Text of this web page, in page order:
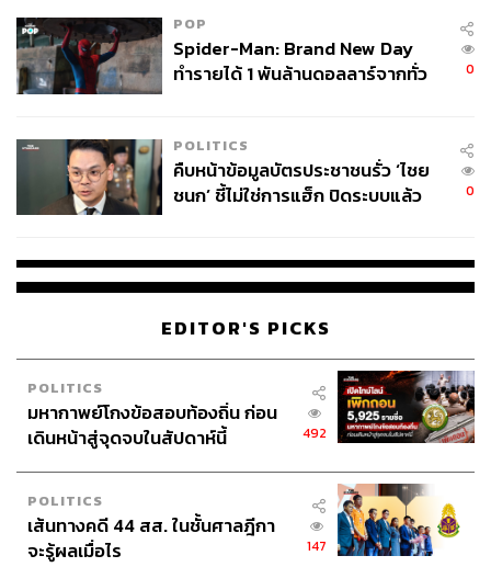
POP
Spider-Man: Brand New Day
ทำรายได้ 1 พันล้านดอลลาร์จากทั่ว
0
POLITICS
คืบหน้าข้อมูลบัตรประชาชนรั่ว ‘ไชย
ชนก’ ชี้ไม่ใช่การแฮ็ก ปิดระบบแล้ว
0
EDITOR'S PICKS
POLITICS
มหากาพย์โกงข้อสอบท้องถิ่น ก่อน
เดินหน้าสู่จุดจบในสัปดาห์นี้
492
POLITICS
เส้นทางคดี 44 สส. ในชั้นศาลฎีกา
จะรู้ผลเมื่อไร
147